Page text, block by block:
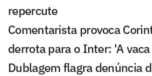
repercute
Comentarista provoca
derrota para o Inter: 'A
Dublagem flagra denúncia